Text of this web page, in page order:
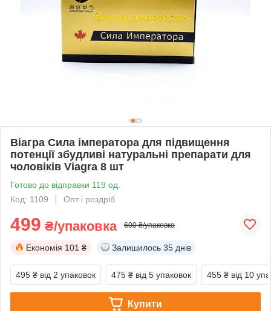
Віагра Сила імператора для підвищення
потенції збудливі натуральні препарати для
чоловіків Viagra 8 шт
Готово до відправки 119 од.
Код: 1109
Опт і роздріб
499 ₴/упаковка 600 ₴/упаковка
Економія 101 ₴ Залишилось 35 днів
495 ₴ від 2 упаковок 475 ₴ від 5 упаковок 455 ₴ від 10
Купити